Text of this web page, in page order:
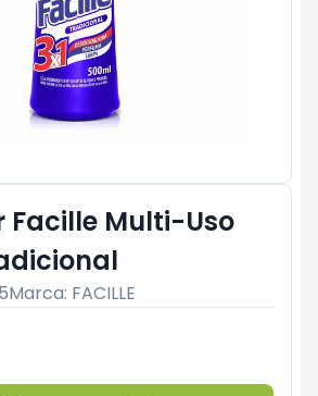
Facille Multi-Uso
Marca: FACILLE